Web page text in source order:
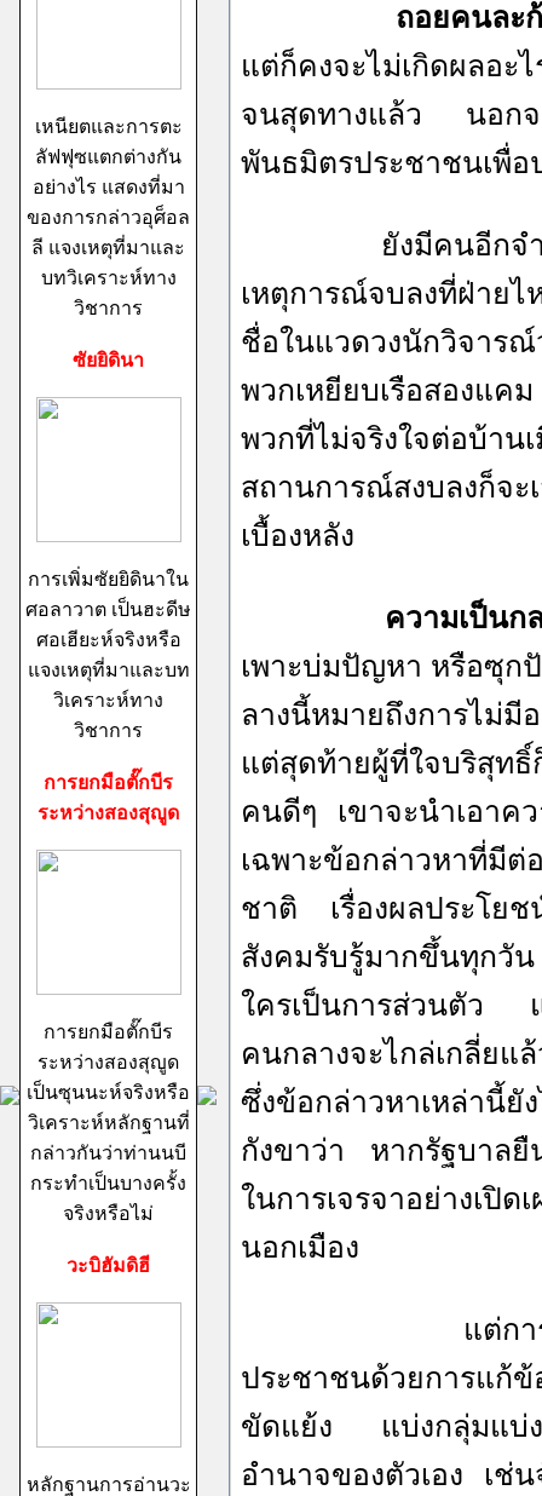
เหนียตและการตะ
ลัฟฟุซแตกต่างกัน
อย่างไร แสดงที่มา
ของการกล่าวอุศ็อล
ลี แจงเหตุที่มาและ
บทวิเคราะห์ทาง
วิชาการ
ซัยยิดินา
การเพิ่มซัยยิดินาใน
ศอลาวาต เป็นฮะดีษ
ศอเฮียะห์จริงหรือ
แจงเหตุที่มาและบท
วิเคราะห์ทาง
วิชาการ
การยกมือตั๊กบีร
ระหว่างสองสุญูด
การยกมือตั๊กบีร
ระหว่างสองสุญูด
เป็นซุนนะห์จริงหรือ
วิเคราะห์หลักฐานที่
กล่าวกันว่าท่านนบี
กระทำเป็นบางครั้ง
จริงหรือไม่
วะบิฮัมดิฮี
หลักฐานการอ่านวะ
ถอยคนละก้
แต่ก็คงจะไม่เกิดผลอะ
จนสุดทางแล้ว นอกจ
พันธมิตรประชาชนเพื่อ
ยังมีคนอีกจำนวนห
เหตุการณ์จบลงที่ฝ่าย
ชื่อในแวดวงนักวิจา
พวกเหยียบเรือสองแค
พวกที่ไม่จริงใจต่อบ้า
สถานการณ์สงบลงก็จะ
เบื้องหลัง
ความเป็นกล
เพาะบ่มปัญหา หรือซุก
ลางนี้หมายถึงการไม่
แต่สุดท้ายผู้ที่ใจบริสุท
คนดีๆ เขาจะนำเอาค
เฉพาะข้อกล่าวหาที่มี
ชาติ เรื่องผลประโย
สังคมรับรู้มากขึ้นทุกวั
ใครเป็นการส่วนตัว
คนกลางจะไกล่เกลี่ยแ
ซึ่งข้อกล่าวหาเหล่านี้
กังขาว่า หากรัฐบาลยื
ในการเจรจาอย่างเ
นอกเมือง
แต่การที่นายกแ
ประชาชนด้วยการแก้
ขัดแย้ง แบ่งกลุ่มแบ่ง
อำนาจของตัวเอง เ